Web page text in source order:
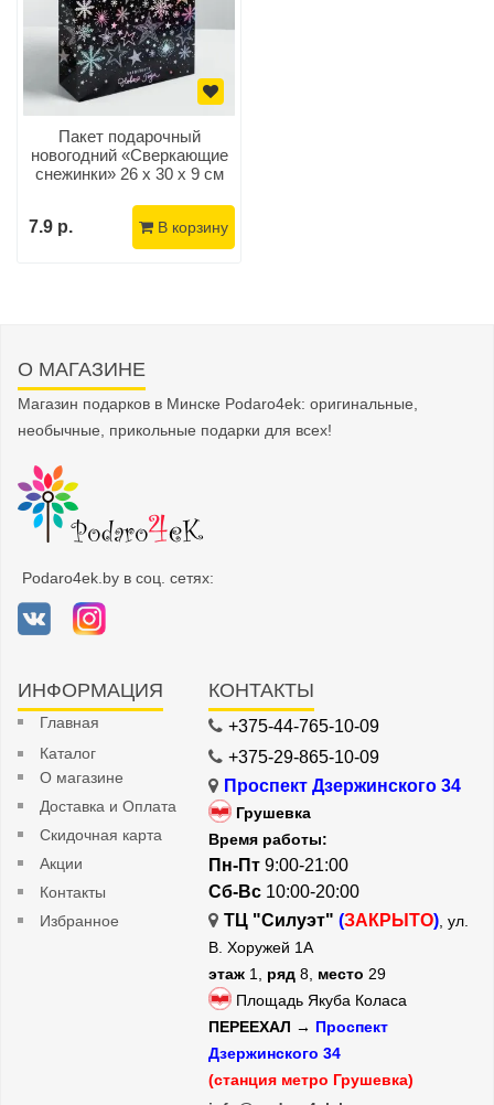
Пакет подарочный
новогодний «Сверкающие
снежинки» 26 x 30 х 9 см
7.9 р. В корзину
О МАГАЗИНЕ
Магазин подарков в Минске Podaro4ek: оригинальные,
необычные, прикольные подарки для всех!
Podaro4ek.by в соц. сетях:
ИНФОРМАЦИЯ
Главная
Каталог
О магазине
Доставка и Оплата
Скидочная карта
Акции
Контакты
Избранное
КОНТАКТЫ
+375-44-765-10-09
+375-29-865-10-09
Проспект Дзержинского 34
Грушевка
Время работы:
Пн-Пт 9:00-21:00
Сб-Вс 10:00-20:00
ТЦ "Силуэт" (ЗАКРЫТО), ул.
В. Хоружей 1А
этаж 1, ряд 8, место 29
Площадь Якуба Коласа
ПЕРЕЕХАЛ → Проспект
Дзержинского 34
(станция метро Грушевка)